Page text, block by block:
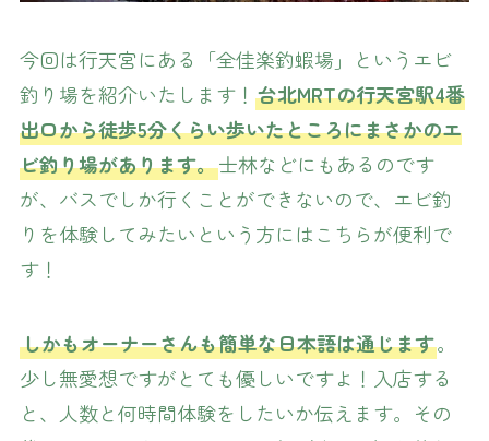
今回は行天宮にある「全佳楽釣蝦場」というエビ
釣り場を紹介いたします！ 台北MRTの行天宮駅4番
出口から徒歩5分くらい歩いたところにまさかのエ
ビ釣り場があります。士林などにもあるのです
が、バスでしか行くことができないので、エビ釣
りを体験してみたいという方にはこちらが便利で
す！
しかもオーナーさんも簡単な日本語は通じます。
少し無愛想ですがとても優しいですよ！入店する
と、人数と何時間体験をしたいか伝えます。その